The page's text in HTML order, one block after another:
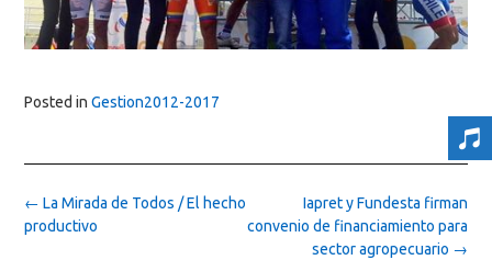
Posted in Gestion2012-2017
Post
navigation
Iapret y Fundesta firman
convenio de financiamiento para
sector agropecuario →
← La Mirada de Todos / El hecho
productivo